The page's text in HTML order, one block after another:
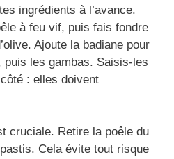
ingrédients à l’avance.
à feu vif, puis fais fondre
Ajoute la badiane pour
puis les gambas. Saisis-les
: elles doivent
cruciale. Retire la poêle du
Cela évite tout risque